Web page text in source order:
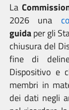
La
2026 una
guidaper gli
chiusura del
fine di
Dispositivo e
membri in
dei dati negli